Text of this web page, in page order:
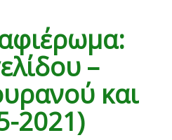
–
και
2021)